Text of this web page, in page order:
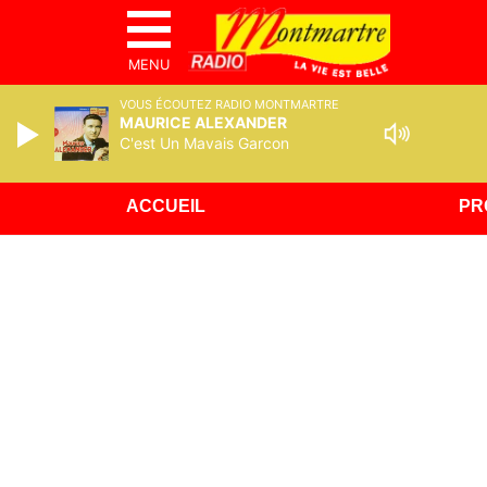
MENU
ACCUEIL
VOUS ÉCOUTEZ RADIO MONTMARTRE
MAURICE ALEXANDER
C'est Un Mavais Garcon